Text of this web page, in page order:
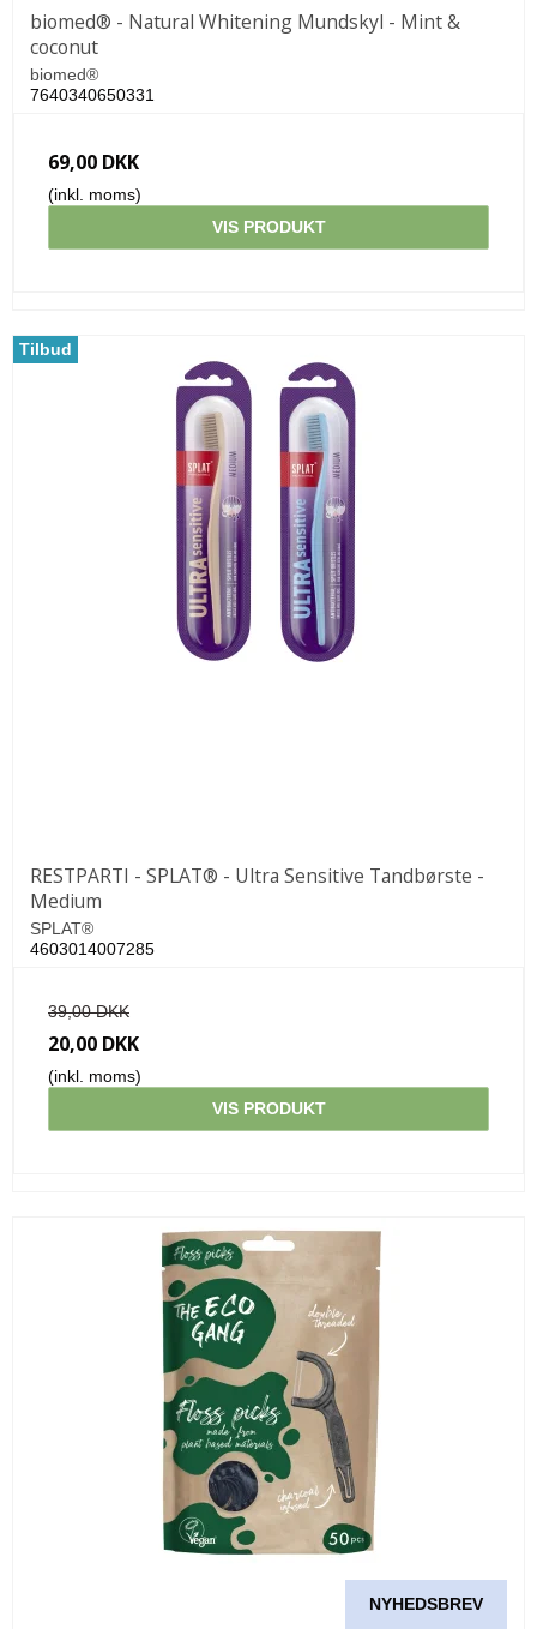
biomed® - Natural Whitening Mundskyl - Mint &
coconut
biomed®
7640340650331
69,00 DKK
(inkl. moms)
VIS PRODUKT
Tilbud
RESTPARTI - SPLAT® - Ultra Sensitive Tandbørste -
Medium
SPLAT®
4603014007285
39,00 DKK
20,00 DKK
(inkl. moms)
VIS PRODUKT
NYHEDSBREV